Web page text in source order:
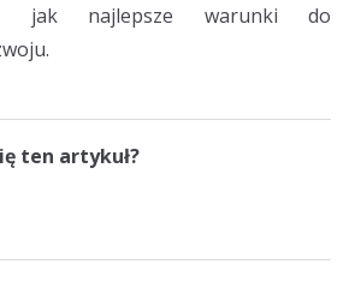
jak najlepsze warunki do
ten artykuł?